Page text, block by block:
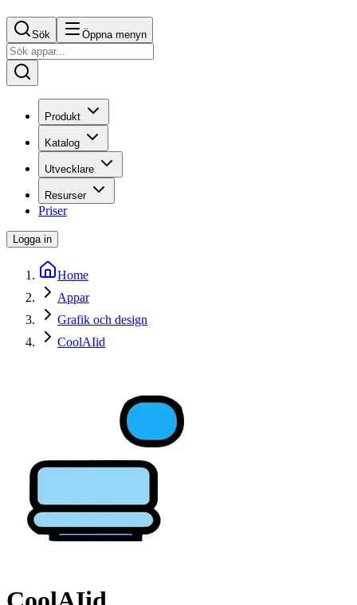
Sök Öppna menyn
Produkt
Katalog
Utvecklare
Resurser
Priser
Logga in
Home
Appar
Grafik och design
CoolAIid